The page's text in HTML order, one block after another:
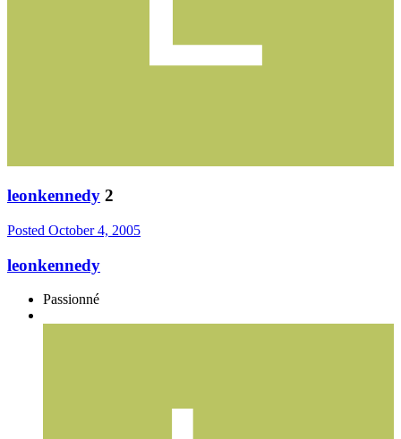
leonkennedy 2
Posted October 4, 2005
leonkennedy
Passionné